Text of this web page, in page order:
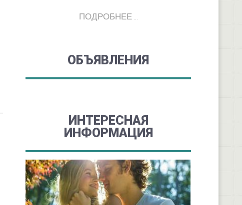
ПОДРОБНЕЕ ...
ОБЪЯВЛЕНИЯ
ИНТЕРЕСНАЯ
ИНФОРМАЦИЯ